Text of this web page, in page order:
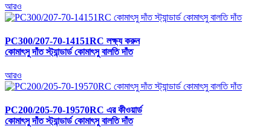
আরও
PC300/207-70-14151RC লক্ষ্য করুন
কোমাৎসু দাঁত স্ট্যান্ডার্ড কোমাৎসু বালতি দাঁত
আরও
PC200/205-70-19570RC এর কীওয়ার্ড
কোমাৎসু দাঁত স্ট্যান্ডার্ড কোমাৎসু বালতি দাঁত